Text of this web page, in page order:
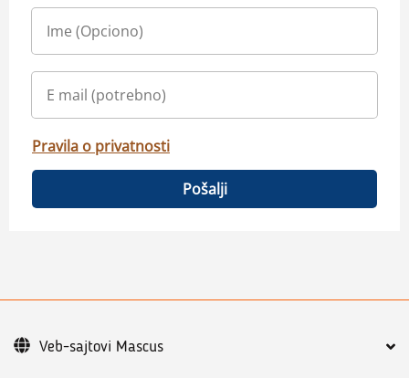
Pravila o privatnosti
Pošalji
Veb-sajtovi Mascus